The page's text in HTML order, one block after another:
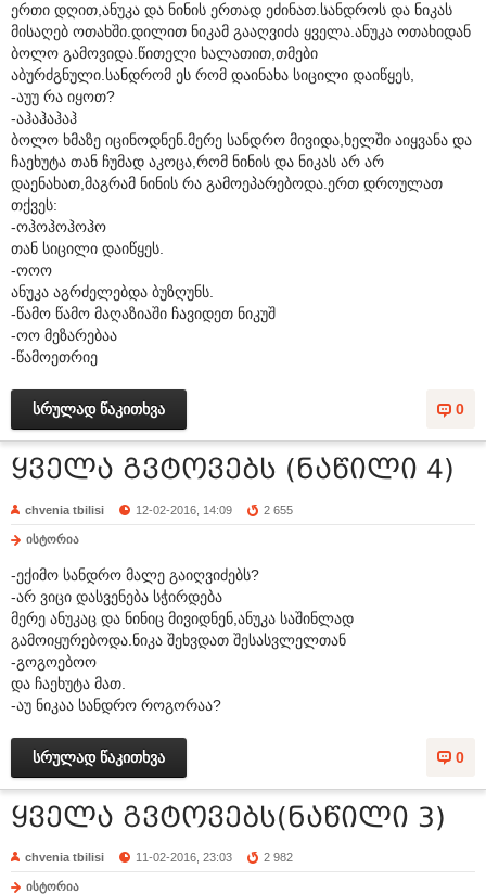
ერთი დღით,ანუკა და ნინის ერთად ეძინათ.სანდროს და ნიკას
მისაღებ ოთახში.დილით ნიკამ გააღვიძა ყველა.ანუკა ოთახიდან
ბოლო გამოვიდა.წითელი ხალათით,თმები
აბურძგნული.სანდრომ ეს რომ დაინახა სიცილი დაიწყეს,
-აუუ რა იყოთ?
-აჰაჰაჰაჰ
ბოლო ხმაზე იცინოდნენ.მერე სანდრო მივიდა,ხელში აიყვანა და
ჩაეხუტა თან ჩუმად აკოცა,რომ ნინის და ნიკას არ არ
დაენახათ,მაგრამ ნინის რა გამოეპარებოდა.ერთ დროულათ
თქვეს:
-ოჰოჰოჰოჰო
თან სიცილი დაიწყეს.
-ოოო
ანუკა აგრძელებდა ბუზღუნს.
-წამო წამო მაღაზიაში ჩავიდეთ ნიკუშ
-ოო მეზარებაა
-წამოეთრიე
0
სრულად წაკითხვა
ყველა გვტოვებს (ნაწილი 4)
chvenia tbilisi 12-02-2016, 14:09 2 655
ისტორია
-ექიმო სანდრო მალე გაიღვიძებს?
-არ ვიცი დასვენება სჭირდება
მერე ანუკაც და ნინიც მივიდნენ,ანუკა საშინლად
გამოიყურებოდა.ნიკა შეხვდათ შესასვლელთან
-გოგოებოო
და ჩაეხუტა მათ.
-აუ ნიკაა სანდრო როგორაა?
0
სრულად წაკითხვა
ყველა გვტოვებს(ნაწილი 3)
chvenia tbilisi 11-02-2016, 23:03 2 982
ისტორია